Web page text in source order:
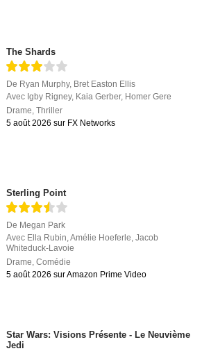
The Shards
De Ryan Murphy, Bret Easton Ellis
Avec Igby Rigney, Kaia Gerber, Homer Gere
Drame,Thriller
5 août 2026 sur FX Networks
Sterling Point
De Megan Park
Avec Ella Rubin,Amélie Hoeferle,Jacob
Whiteduck-Lavoie
Drame,Comédie
5 août 2026 sur Amazon Prime Video
Star Wars: Visions Présente - Le Neuvième
Jedi